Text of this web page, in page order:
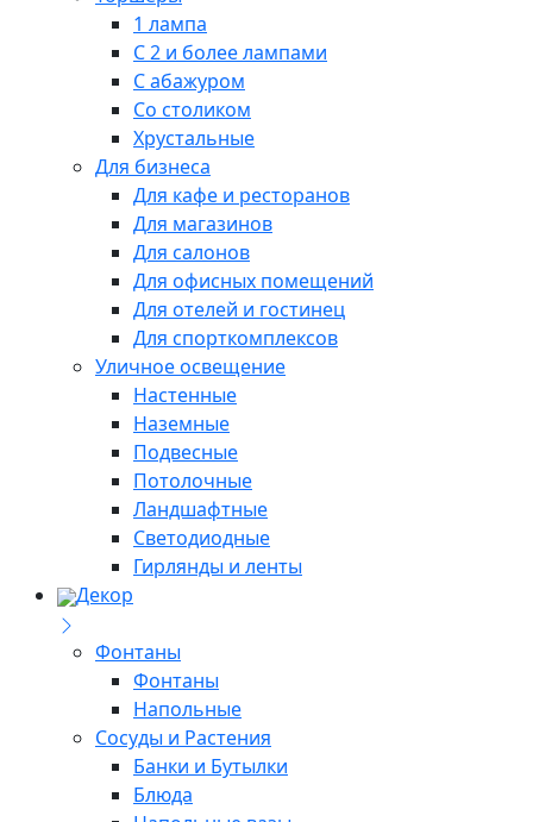
1 лампа
С 2 и более лампами
С абажуром
Со столиком
Хрустальные
Для бизнеса
Для кафе и ресторанов
Для магазинов
Для салонов
Для офисных помещений
Для отелей и гостинец
Для спорткомплексов
Уличное освещение
Настенные
Наземные
Подвесные
Потолочные
Ландшафтные
Светодиодные
Гирлянды и ленты
Декор
Фонтаны
Фонтаны
Напольные
Сосуды и Растения
Банки и Бутылки
Блюда